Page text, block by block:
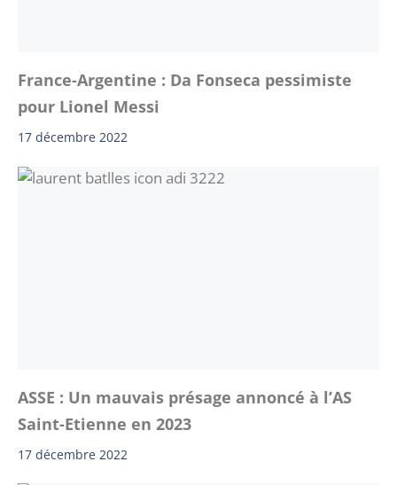
France-Argentine : Da Fonseca pessimiste
pour Lionel Messi
17 décembre 2022
ASSE : Un mauvais présage annoncé à l’AS
Saint-Etienne en 2023
17 décembre 2022